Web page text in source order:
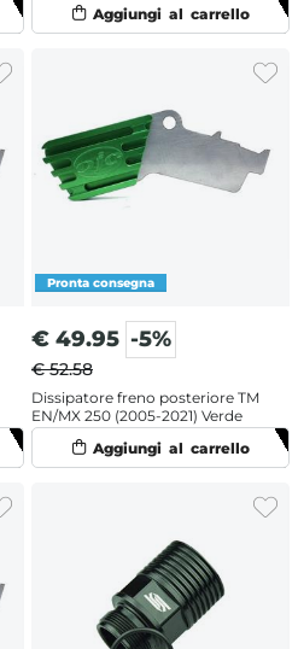
€ 49.95 -5%
€ 52.58
Dissipatore freno posteriore TM
EN/MX 250 (2005-2021) Verde